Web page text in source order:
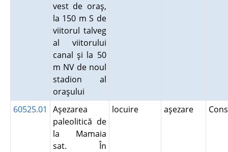
vest de oraş,
la 150 m S de
viitorul talveg
al viitorului
canal şi la 50
m NV de noul
stadion al
oraşului
60525.01
Aşezarea
paleolitică de
la Mamaia
sat. În
locuire aşezare